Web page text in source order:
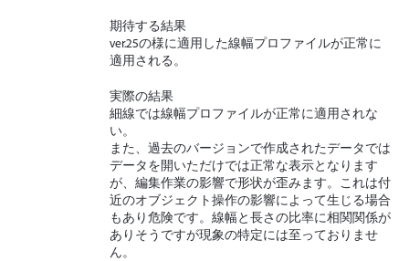
期待する結果
ver.25の様に適用した線幅プロファイルが正常に
適用される。
実際の結果
細線では線幅プロファイルが正常に適用されな
い。
また、過去のバージョンで作成されたデータでは
データを開いただけでは正常な表示となります
が、編集作業の影響で形状が歪みます。これは付
近のオブジェクト操作の影響によって生じる場合
もあり危険です。線幅と長さの比率に相関関係が
ありそうですが現象の特定には至っておりませ
ん。